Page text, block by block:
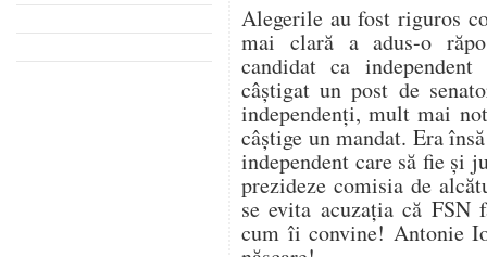
Alegerile au fost riguros
mai clară a adus-o
candidat ca
câștigat un post de
independenți, mult mai
câștige un mandat. Era
independent care să fie și
prezideze comisia de
se evita acuzația că
cum îi convine! Antonie